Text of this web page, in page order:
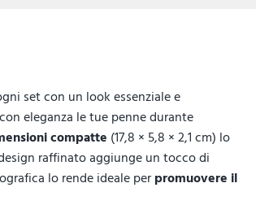
set con un look essenziale e
eleganza le tue penne durante
compatte (17,8 × 5,8 × 2,1 cm) lo
raffinato aggiunge un tocco di
lo rende ideale perpromuovere il